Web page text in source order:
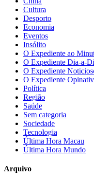
Cultura
Desporto
Economia
Eventos
Insólito
O Expediente ao
O Expediente Dia-a-
O Expediente
O Expediente
Política
Região
Saúde
Sem categoria
Sociedade
Tecnologia
Última Hora Macau
Última Hora Mundo
Arquivo